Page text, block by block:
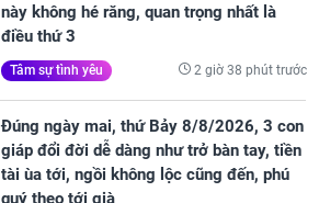
này không hé răng, quan trọng nhất là
điều thứ 3
Tâm sự tình yêu 2 giờ 38 phút trước
Đúng ngày mai, thứ Bảy 8/8/2026, 3 con
giáp đổi đời dễ dàng như trở bàn tay, tiền
tài ùa tới, ngồi không lộc cũng đến, phú
quý theo tới già